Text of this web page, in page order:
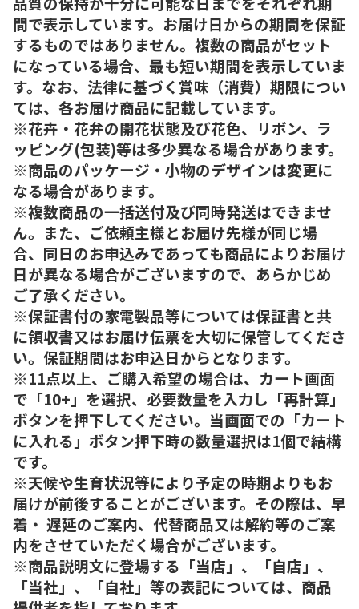
間で表示しています。お届け日からの期間を保証
するものではありません。複数の商品がセット
になっている場合、最も短い期間を表示していま
す。なお、法律に基づく賞味（消費）期限につい
ては、各お届け商品に記載しています。
※花卉・花弁の開花状態及び花色、リボン、ラ
ッピング(包装)等は多少異なる場合があります。
※商品のパッケージ・小物のデザインは変更に
なる場合があります。
※複数商品の一括送付及び同時発送はできませ
ん。また、ご依頼主様とお届け先様が同じ場
合、同日のお申込みであっても商品によりお届け
日が異なる場合がございますので、あらかじめ
ご了承ください。
※保証書付の家電製品等については保証書と共
に領収書又はお届け伝票を大切に保管してくださ
い。保証期間はお申込日からとなります。
※11点以上、ご購入希望の場合は、カート画面
で「10+」を選択、必要数量を入力し「再計算」
ボタンを押下してください。当画面での「カート
に入れる」ボタン押下時の数量選択は1個で結構
です。
※天候や生育状況等により予定の時期よりもお
届けが前後することがございます。その際は、早
着・ 遅延のご案内、代替商品又は解約等のご案
内をさせていただく場合がございます。
※商品説明文に登場する「当店」、「自店」、
「当社」、「自社」等の表記については、商品